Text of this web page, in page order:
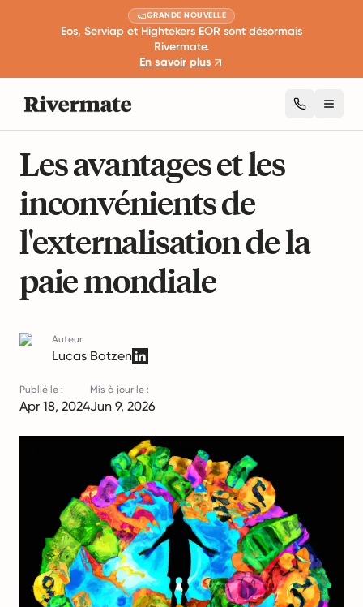
GRANDE NOUVELLE
Eos, Serviap et Hightekers EOR sont désormais
Rivermate.
En savoir plus
Les avantages et les
inconvénients de
l'externalisation de la
paie mondiale
Auteur
Lucas Botzen
Publié le :
Apr 18, 2024
Mis à jour le :
Jun 9, 2026